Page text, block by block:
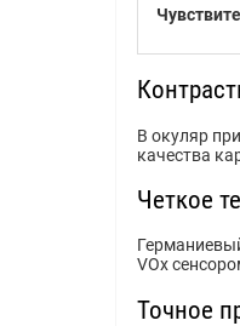
В окуляр
качества
Четкое
VOx
Точное